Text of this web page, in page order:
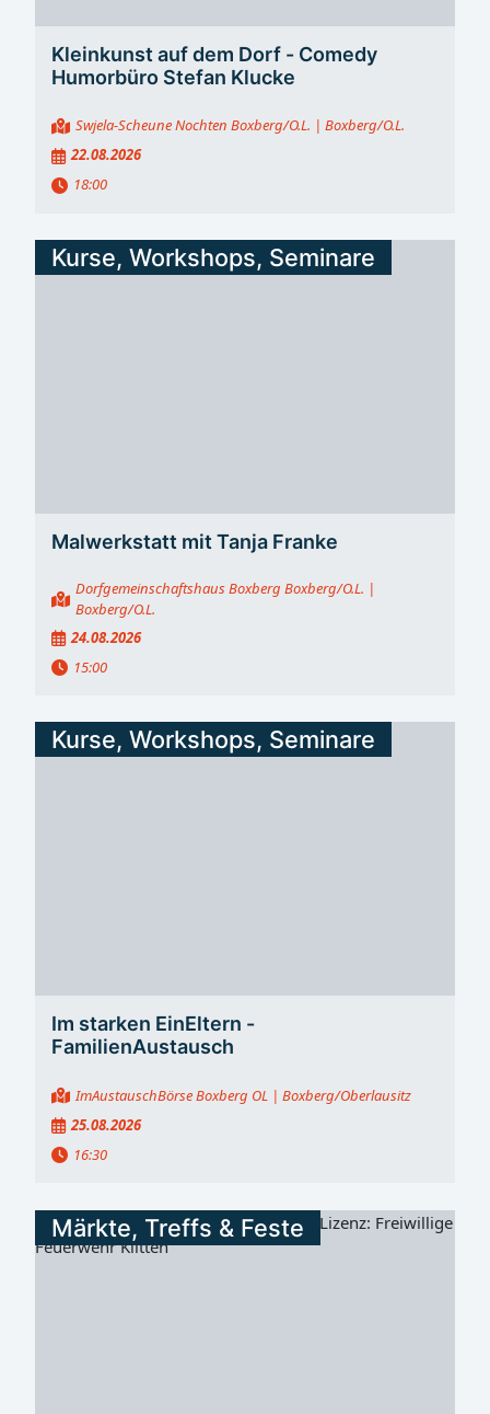
Kleinkunst auf dem Dorf - Comedy
Humorbüro Stefan Klucke
Swjela-Scheune Nochten Boxberg/O.L. | Boxberg/O.L.
22.08.2026
18:00
Kurse, Workshops, Seminare
Malwerkstatt mit Tanja Franke
Dorfgemeinschaftshaus Boxberg Boxberg/O.L. |
Boxberg/O.L.
24.08.2026
15:00
Kurse, Workshops, Seminare
Im starken EinEltern -
FamilienAustausch
ImAustauschBörse Boxberg OL | Boxberg/Oberlausitz
25.08.2026
16:30
Märkte, Treffs & Feste